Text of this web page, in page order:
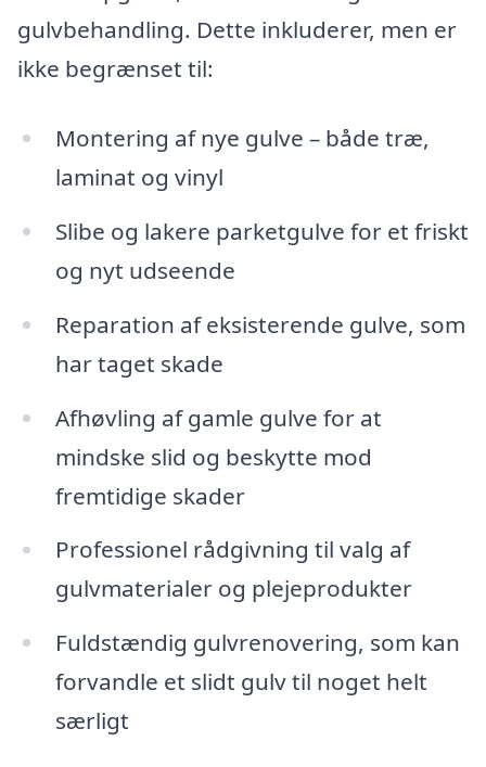
gulvbehandling. Dette inkluderer, men er
ikke begrænset til:
Montering af nye gulve – både træ,
laminat og vinyl
Slibe og lakere parketgulve for et friskt
og nyt udseende
Reparation af eksisterende gulve, som
har taget skade
Afhøvling af gamle gulve for at
mindske slid og beskytte mod
fremtidige skader
Professionel rådgivning til valg af
gulvmaterialer og plejeprodukter
Fuldstændig gulvrenovering, som kan
forvandle et slidt gulv til noget helt
særligt